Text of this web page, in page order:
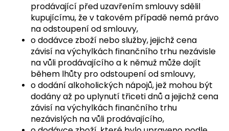
prodávající před uzavřením smlouvy sdělil
kupujícímu, že v takovém případě nemá právo
na odstoupení od smlouvy,
o dodávce zboží nebo služby, jejichž cena
závisí na výchylkách finančního trhu nezávisle
na vůli prodávajícího a k němuž může dojít
během lhůty pro odstoupení od smlouvy,
o dodání alkoholických nápojů, jež mohou být
dodány až po uplynutí třiceti dnů a jejichž cena
závisí na výchylkách finančního trhu
nezávislých na vůli prodávajícího,